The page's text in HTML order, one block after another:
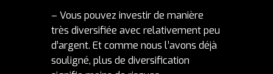
– Vous pouvez investir de manière
très diversifiée avec relativement peu
d’argent. Et comme nous l’avons déjà
souligné, plus de diversification